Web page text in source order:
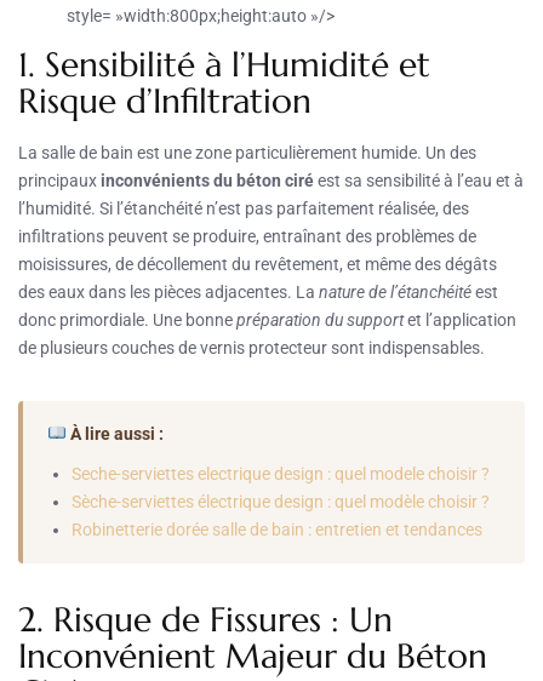
style= »width:800px;height:auto »/>
1. Sensibilité à l’Humidité et
Risque d’Infiltration
La salle de bain est une zone particulièrement humide. Un des
principaux inconvénients du béton ciréest sa sensibilité à l’eau et à
l’humidité. Si l’étanchéité n’est pas parfaitement réalisée, des
infiltrations peuvent se produire, entraînant des problèmes de
moisissures, de décollement du revêtement, et même des dégâts
des eaux dans les pièces adjacentes. La nature de l’étanchéitéest
donc primordiale. Une bonnepréparation du supportet l’application
de plusieurs couches de vernis protecteur sont indispensables.
À lire aussi :
Seche-serviettes electrique design : quel modele choisir ?
Sèche-serviettes électrique design : quel modèle choisir ?
Robinetterie dorée salle de bain : entretien et tendances
2. Risque de Fissures : Un
Inconvénient Majeur du Béton